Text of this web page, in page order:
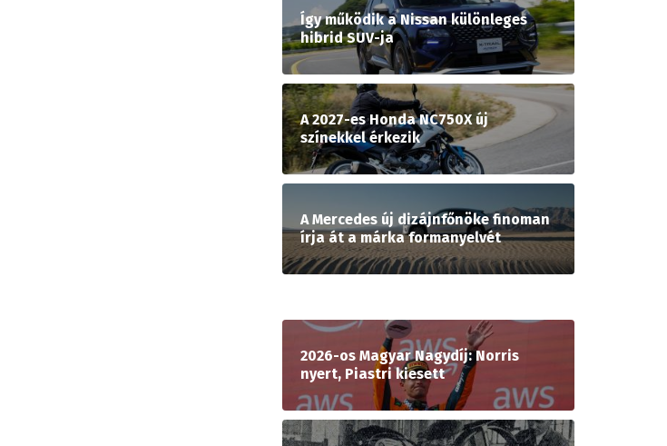
Így működik a Nissan különleges
hibrid SUV-ja
A 2027-es Honda NC750X új
színekkel érkezik
A Mercedes új dizájnfőnöke finoman
írja át a márka formanyelvét
2026-os Magyar Nagydíj: Norris
nyert, Piastri kiesett